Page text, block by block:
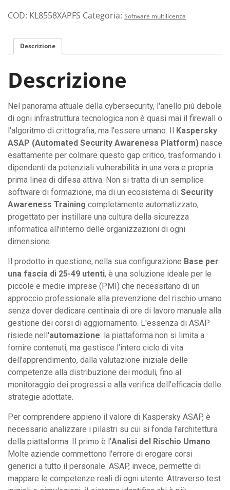
COD: KL8558XAPFS Categoria: Software multilicenza
Descrizione
Descrizione
Nel panorama attuale della cybersecurity, l'anello più debole
di ogni infrastruttura tecnologica non è quasi mai il firewall o
l'algoritmo di crittografia, ma l'essere umano. Il Kaspersky
ASAP (Automated Security Awareness Platform) nasce
esattamente per colmare questo gap critico, trasformando i
dipendenti da potenziali vulnerabilità in una vera e propria
prima linea di difesa attiva. Non si tratta di un semplice
software di formazione, ma di un ecosistema di Security
Awareness Training completamente automatizzato,
progettato per instillare una cultura della sicurezza
informatica all'interno delle organizzazioni di ogni
dimensione.
Il prodotto in questione, nella sua configurazione Base per
una fascia di 25-49 utenti, è una soluzione ideale per le
piccole e medie imprese (PMI) che necessitano di un
approccio professionale alla prevenzione del rischio umano
senza dover dedicare centinaia di ore di lavoro manuale alla
gestione dei corsi di aggiornamento. L'essenza di ASAP
risiede nell'automazione: la piattaforma non si limita a
fornire contenuti, ma gestisce l'intero ciclo di vita
dell'apprendimento, dalla valutazione iniziale delle
competenze alla distribuzione dei moduli, fino al
monitoraggio dei progressi e alla verifica dell'efficacia delle
strategie adottate.
Per comprendere appieno il valore di Kaspersky ASAP, è
necessario analizzare i pilastri su cui si fonda l'architettura
della piattaforma. Il primo è l'Analisi del Rischio Umano.
Molte aziende commettono l'errore di erogare corsi
generici a tutto il personale. ASAP, invece, permette di
mappare le competenze reali di ogni utente. Attraverso test